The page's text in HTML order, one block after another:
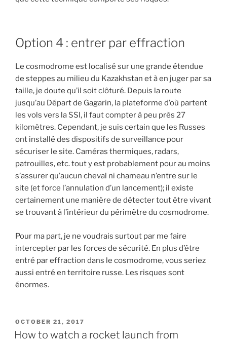
Option 4 : entrer par effraction
Le cosmodrome est localisé sur une grande étendue
de steppes au milieu du Kazakhstan et à en juger par sa
taille, je doute qu’il soit clôturé. Depuis la route
jusqu’au Départ de Gagarin, la plateforme d’où partent
les vols vers la SSI, il faut compter à peu près 27
kilomètres. Cependant, je suis certain que les Russes
ont installé des dispositifs de surveillance pour
sécuriser le site. Caméras thermiques, radars,
patrouilles, etc. tout y est probablement pour au moins
s’assurer qu’aucun cheval ni chameau n’entre sur le
site (et force l’annulation d’un lancement); il existe
certainement une manière de détecter tout être vivant
se trouvant à l’intérieur du périmètre du cosmodrome.
Pour ma part, je ne voudrais surtout par me faire
intercepter par les forces de sécurité. En plus d’être
entré par effraction dans le cosmodrome, vous seriez
aussi entré en territoire russe. Les risques sont
énormes.
POSTED
ON
OCTOBER 21, 2017
How to watch a rocket launch from